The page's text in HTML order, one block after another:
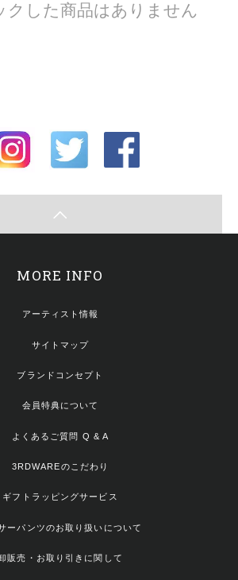
クした商品はありません
MORE INFO
アーティスト情報
サイトマップ
ブランドコンセプト
会員特典について
よくあるご質問 Q & A
3RDWAREのこだわり
ギフトラッピングサービス
ーパンツのお取り扱いについて
販売・お取り引きに関して